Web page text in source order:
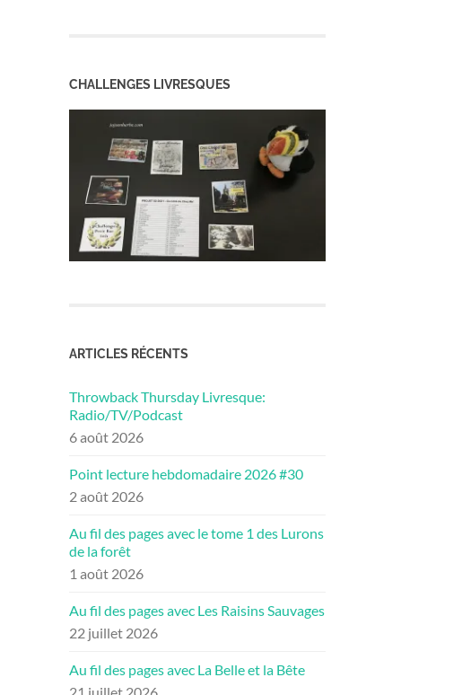
CHALLENGES LIVRESQUES
ARTICLES RÉCENTS
Throwback Thursday Livresque:
Radio/TV/Podcast
6 août 2026
Point lecture hebdomadaire 2026 #30
2 août 2026
Au fil des pages avec le tome 1 des Lurons
de la forêt
1 août 2026
Au fil des pages avec Les Raisins Sauvages
22 juillet 2026
Au fil des pages avec La Belle et la Bête